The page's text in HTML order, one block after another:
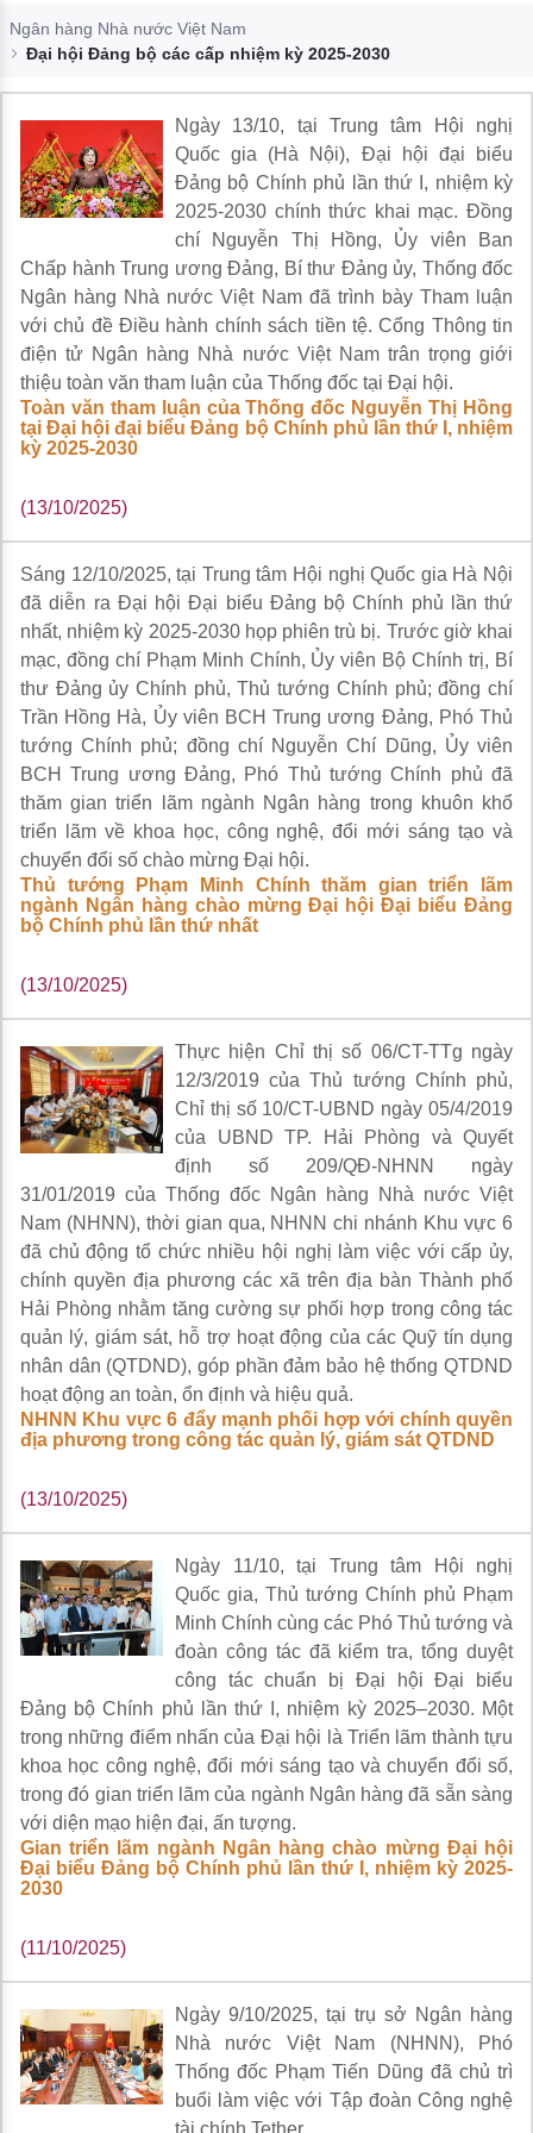
Đào tạo ISO
Ngân hàng Nhà nước Việt Nam
Đại hội Đảng bộ các cấp nhiệm kỳ 2025-2030
Toàn văn tham luận của Thống đốc Nguyễn Thị Hồng
tại Đại hội đại biểu Đảng bộ Chính phủ lần thứ I, nhiệm
kỳ 2025-2030
Ngày 13/10, tại Trung tâm Hội nghị
Quốc gia (Hà Nội), Đại hội đại biểu
Đảng bộ Chính phủ lần thứ I, nhiệm kỳ
2025-2030 chính thức khai mạc. Đồng
chí Nguyễn Thị Hồng, Ủy viên Ban
Chấp hành Trung ương Đảng, Bí thư Đảng ủy, Thống đốc
Ngân hàng Nhà nước Việt Nam đã trình bày Tham luận
với chủ đề Điều hành chính sách tiền tệ. Cổng Thông tin
điện tử Ngân hàng Nhà nước Việt Nam trân trọng giới
thiệu toàn văn tham luận của Thống đốc tại Đại hội.
(13/10/2025)
Thủ tướng Phạm Minh Chính thăm gian triển lãm
ngành Ngân hàng chào mừng Đại hội Đại biểu Đảng
bộ Chính phủ lần thứ nhất
Sáng 12/10/2025, tại Trung tâm Hội nghị Quốc gia Hà Nội
đã diễn ra Đại hội Đại biểu Đảng bộ Chính phủ lần thứ
nhất, nhiệm kỳ 2025-2030 họp phiên trù bị. Trước giờ khai
mạc, đồng chí Phạm Minh Chính, Ủy viên Bộ Chính trị, Bí
thư Đảng ủy Chính phủ, Thủ tướng Chính phủ; đồng chí
Trần Hồng Hà, Ủy viên BCH Trung ương Đảng, Phó Thủ
tướng Chính phủ; đồng chí Nguyễn Chí Dũng, Ủy viên
BCH Trung ương Đảng, Phó Thủ tướng Chính phủ đã
thăm gian triển lãm ngành Ngân hàng trong khuôn khổ
triển lãm về khoa học, công nghệ, đổi mới sáng tạo và
chuyển đổi số chào mừng Đại hội.
(13/10/2025)
NHNN Khu vực 6 đẩy mạnh phối hợp với chính quyền
địa phương trong công tác quản lý, giám sát QTDND
Thực hiện Chỉ thị số 06/CT-TTg ngày
12/3/2019 của Thủ tướng Chính phủ,
Chỉ thị số 10/CT-UBND ngày 05/4/2019
của UBND TP. Hải Phòng và Quyết
định số 209/QĐ-NHNN ngày
31/01/2019 của Thống đốc Ngân hàng Nhà nước Việt
Nam (NHNN), thời gian qua, NHNN chi nhánh Khu vực 6
đã chủ động tổ chức nhiều hội nghị làm việc với cấp ủy,
chính quyền địa phương các xã trên địa bàn Thành phố
Hải Phòng nhằm tăng cường sự phối hợp trong công tác
quản lý, giám sát, hỗ trợ hoạt động của các Quỹ tín dụng
nhân dân (QTDND), góp phần đảm bảo hệ thống QTDND
hoạt động an toàn, ổn định và hiệu quả.
(13/10/2025)
Gian triển lãm ngành Ngân hàng chào mừng Đại hội
Đại biểu Đảng bộ Chính phủ lần thứ I, nhiệm kỳ 2025-
2030
Ngày 11/10, tại Trung tâm Hội nghị
Quốc gia, Thủ tướng Chính phủ Phạm
Minh Chính cùng các Phó Thủ tướng và
đoàn công tác đã kiểm tra, tổng duyệt
công tác chuẩn bị Đại hội Đại biểu
Đảng bộ Chính phủ lần thứ I, nhiệm kỳ 2025–2030. Một
trong những điểm nhấn của Đại hội là Triển lãm thành tựu
khoa học công nghệ, đổi mới sáng tạo và chuyển đổi số,
trong đó gian triển lãm của ngành Ngân hàng đã sẵn sàng
với diện mạo hiện đại, ấn tượng.
(11/10/2025)
Ngày 9/10/2025, tại trụ sở Ngân hàng
Nhà nước Việt Nam (NHNN), Phó
Thống đốc Phạm Tiến Dũng đã chủ trì
buổi làm việc với Tập đoàn Công nghệ